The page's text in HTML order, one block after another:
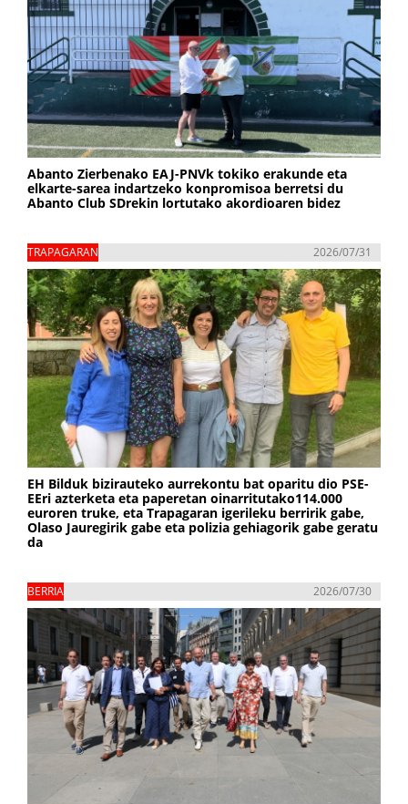
Abanto Zierbenako EAJ-PNVk tokiko erakunde eta
elkarte-sarea indartzeko konpromisoa berretsi du
Abanto Club SDrekin lortutako akordioaren bidez
TRAPAGARAN 2026/07/31
EH Bilduk bizirauteko aurrekontu bat oparitu dio PSE-
EEri azterketa eta paperetan oinarritutako114.000
euroren truke, eta Trapagaran igerileku berririk gabe,
Olaso Jauregirik gabe eta polizia gehiagorik gabe geratu
da
BERRIA 2026/07/30